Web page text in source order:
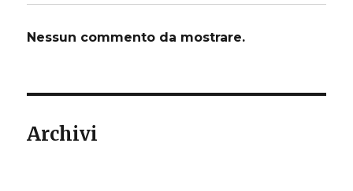
Nessun commento da mostrare.
Archivi